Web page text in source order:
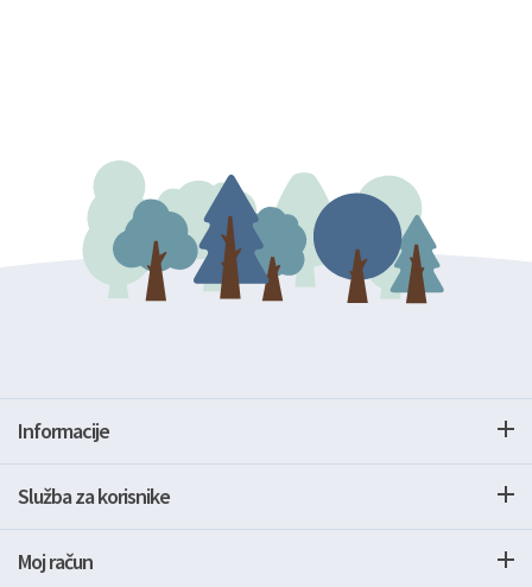
Informacije
Služba za korisnike
Moj račun